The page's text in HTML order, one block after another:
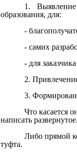
1.
образования, для:
-
- самих
- для заказчика
2.
3.
Что касается
написать
Либо прямой
туфта.